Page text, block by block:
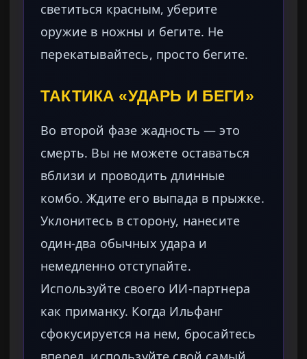
светиться красным, уберите
оружие в ножны и бегите. Не
перекатывайтесь, просто бегите.
ТАКТИКА «УДАРЬ И БЕГИ»
Во второй фазе жадность — это
смерть. Вы не можете оставаться
вблизи и проводить длинные
комбо. Ждите его выпада в прыжке.
Уклонитесь в сторону, нанесите
один-два обычных удара и
немедленно отступайте.
Используйте своего ИИ-партнера
как приманку. Когда Ильфанг
сфокусируется на нем, бросайтесь